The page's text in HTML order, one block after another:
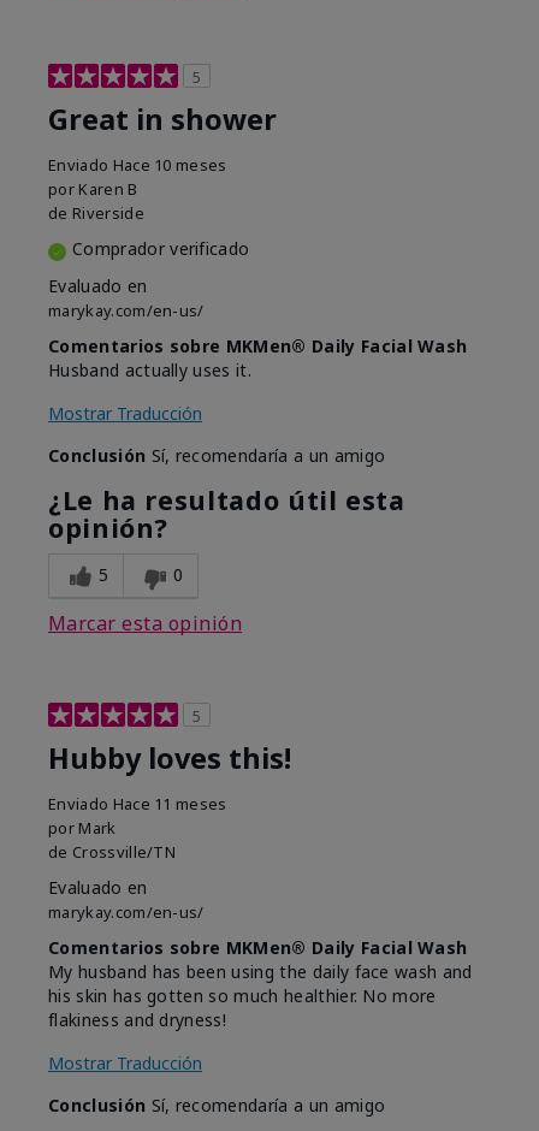
5
Great in shower
Enviado Hace 10 meses
por Karen B
de Riverside
Comprador verificado
Evaluado en
marykay.com/en-us/
Comentarios sobre MKMen® Daily Facial Wash
Husband actually uses it.
Mostrar Traducción
Conclusión Sí, recomendaría a un amigo
¿Le ha resultado útil esta
opinión?
5 0
Marcar esta opinión
5
Hubby loves this!
Enviado Hace 11 meses
por Mark
de Crossville/TN
Evaluado en
marykay.com/en-us/
Comentarios sobre MKMen® Daily Facial Wash
My husband has been using the daily face wash and
his skin has gotten so much healthier. No more
flakiness and dryness!
Mostrar Traducción
Conclusión Sí, recomendaría a un amigo